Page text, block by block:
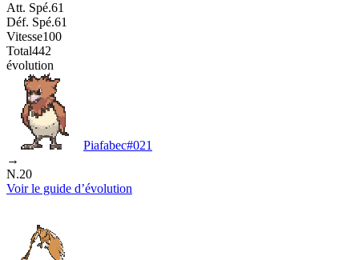
Att. Spé.61
Déf. Spé.61
Vitesse100
Total442
évolution
Piafabec#021
→
N.20
Voir le guide d’évolution